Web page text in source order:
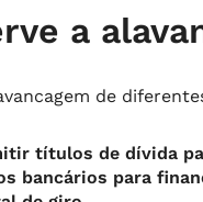
a
de
títulos de dívida
bancários para